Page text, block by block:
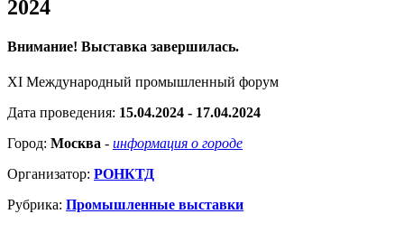
2024
Внимание! Выставка завершилась.
XI Международный промышленный форум
Дата проведения: 15.04.2024 - 17.04.2024
Город: Москва - информация о городе
Организатор: РОНКТД
Рубрика: Промышленные выставки